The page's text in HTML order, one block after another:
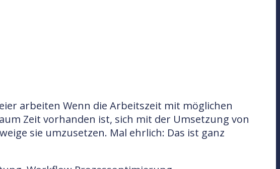
arbeiten Wenn die Arbeitszeit mit möglichen
Zeit vorhanden ist, sich mit der Umsetzung von
sie umzusetzen. Mal ehrlich: Das ist ganz